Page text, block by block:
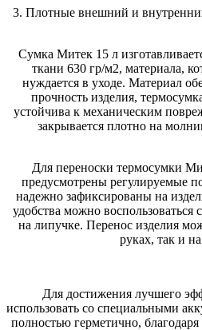
3. Плотные внешний и
Сумка Митек 15 л
ткани 630 гр/м2, материала,
нуждается в уходе. Материал
прочность изделия,
устойчива к механическим
закрывается плотно на
Для переноски термосумки
предусмотрены регулируемые
надежно зафиксированы на
удобства можно воспользоваться
на липучке. Перенос изделия
руках, так и
Для достижения лучшего
использовать со специальными
полностью герметично,